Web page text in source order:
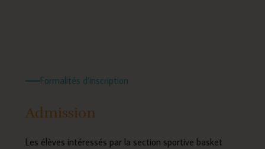
Formalités d’inscription
Admission
Les élèves intéressés par la section sportive basket